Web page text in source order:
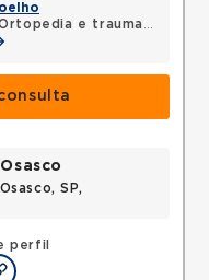
e traumatologia
perfil
SP,